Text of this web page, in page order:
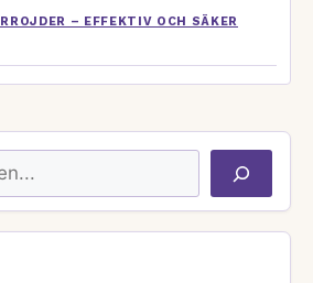
– EFFEKTIV OCH SÄKER